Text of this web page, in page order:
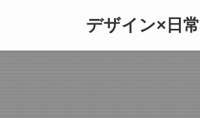
デザイン×日常